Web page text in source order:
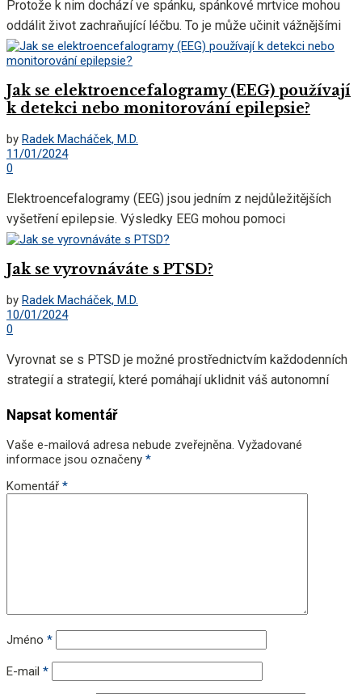
Protože k nim dochází ve spánku, spánkové mrtvice mohou
oddálit život zachraňující léčbu. To je může učinit vážnějšími
než jiné...
Jak se elektroencefalogramy (EEG) používají
k detekci nebo monitorování epilepsie?
by Radek Macháček, M.D.
11/01/2024
0
Elektroencefalogramy (EEG) jsou jedním z nejdůležitějších
vyšetření epilepsie. Výsledky EEG mohou pomoci
diagnostikovat epilepsii nebo pomoci lékařům sledovat
účinky zahájení,...
Jak se vyrovnáváte s PTSD?
by Radek Macháček, M.D.
10/01/2024
0
Vyrovnat se s PTSD je možné prostřednictvím každodenních
strategií a strategií, které pomáhají uklidnit váš autonomní
Napsat komentář
Vaše e-mailová adresa nebude zveřejněna. Vyžadované
informace jsou označeny *
Komentář *
Jméno *
E-mail *